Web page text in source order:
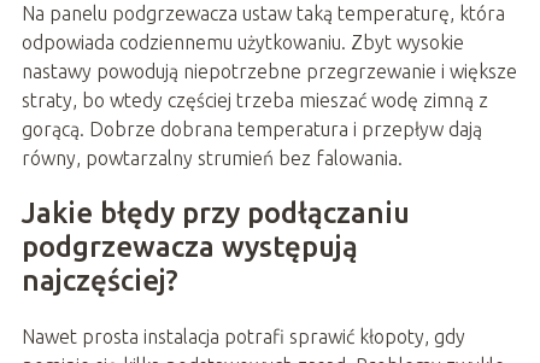
Na panelu podgrzewacza ustaw taką temperaturę, która
odpowiada codziennemu użytkowaniu. Zbyt wysokie
nastawy powodują niepotrzebne przegrzewanie i większe
straty, bo wtedy częściej trzeba mieszać wodę zimną z
gorącą. Dobrze dobrana temperatura i przepływ dają
równy, powtarzalny strumień bez falowania.
Jakie błędy przy podłączaniu
podgrzewacza występują
najczęściej?
Nawet prosta instalacja potrafi sprawić kłopoty, gdy